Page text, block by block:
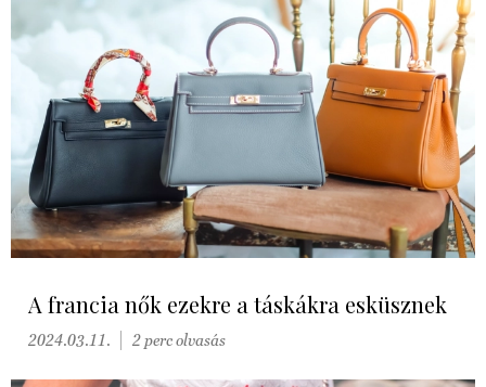
A francia nők ezekre a táskákra esküsznek
2024.03.11. 2 perc olvasás